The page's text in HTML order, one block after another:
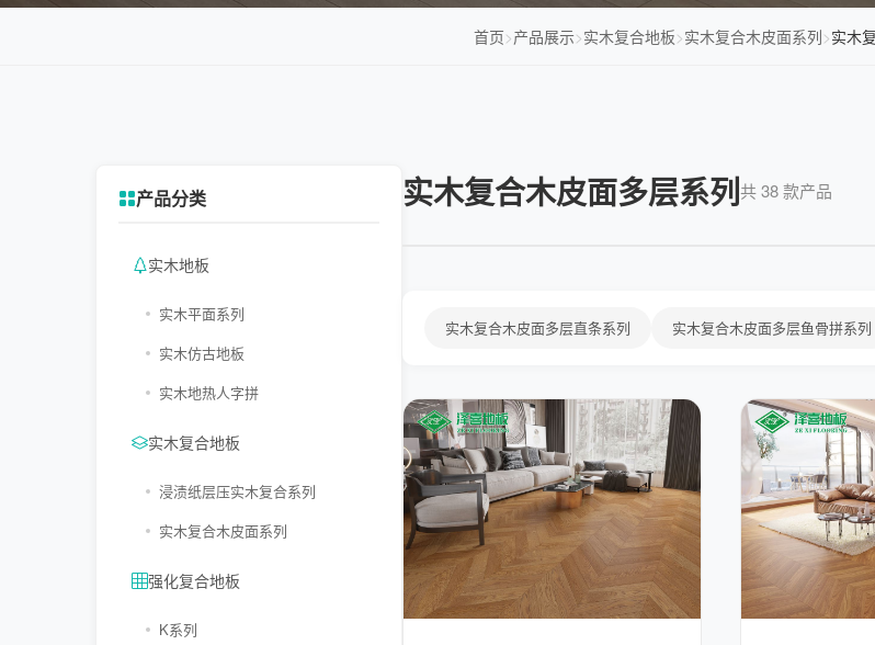
首页>产品展示>实木复合地板>实木复合木皮面系列>实木
产品分类
实木地板
实木平面系列
实木仿古地板
实木地热人字拼
实木复合地板
浸渍纸层压实木复合系列
实木复合木皮面系列
强化复合地板
K系列
实木复合木皮面多层系列共 38 款产品
实木复合木皮面多层直条系列 实木复合木皮面多层鱼骨拼系列